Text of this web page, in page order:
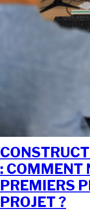
: COMMENT
PREMIERS
PROJET ?